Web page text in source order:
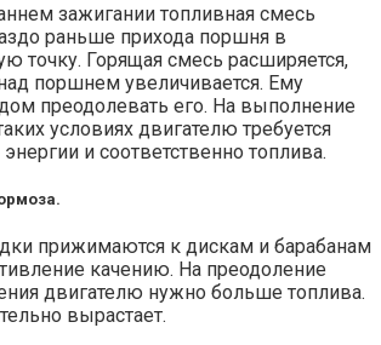
зажигании топливная смесь
раньше прихода поршня в
точку. Горящая смесь расширяется,
поршнем увеличивается. Ему
преодолевать его. На выполнение
условиях двигателю требуется
и соответственно топлива.
прижимаются к дискам и барабанам
качению. На преодоление
двигателю нужно больше топлива.
вырастает.